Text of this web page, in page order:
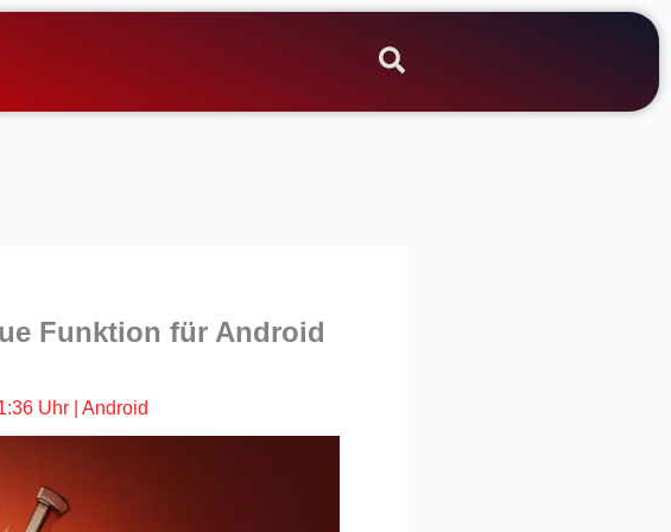
Funktion für Android
Uhr| Android